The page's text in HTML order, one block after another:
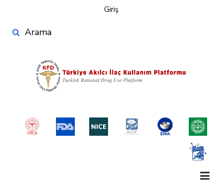
atlamenu
Giriş
Search